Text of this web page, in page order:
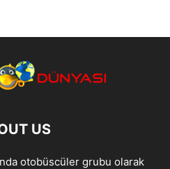
US
otobüscüler grubu olarak